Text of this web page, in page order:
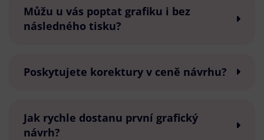
Můžu u vás poptat grafiku i bez
následného tisku?
Poskytujete korektury v ceně návrhu?
Jak rychle dostanu první grafický
návrh?